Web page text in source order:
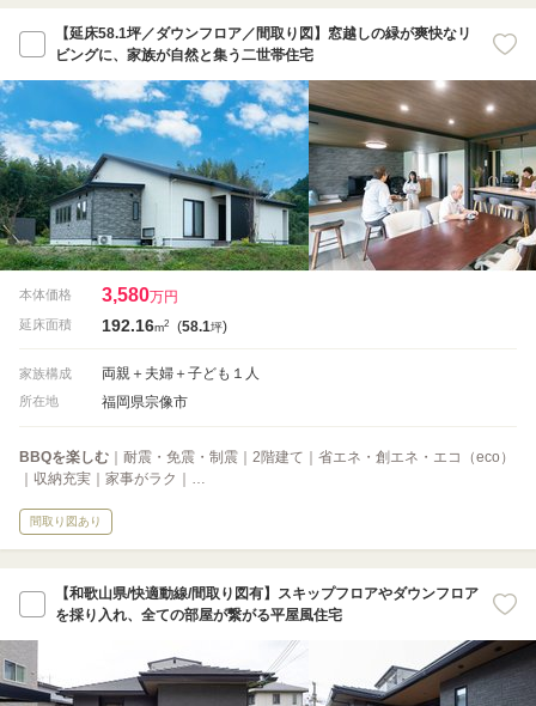
【延床58.1坪／ダウンフロア／間取り図】窓越しの緑が爽快なリ
ビングに、家族が自然と集う二世帯住宅
本体価格 3,580万円
延床面積 192.16m2 (58.1坪)
家族構成 両親＋夫婦＋子ども１人
所在地 福岡県宗像市
BBQを楽しむ ｜耐震・免震・制震｜2階建て｜省エネ・創エネ・エコ（eco）
｜収納充実｜家事がラク｜…
間取り図あり
【和歌山県/快適動線/間取り図有】スキップフロアやダウンフロア
を採り入れ、全ての部屋が繋がる平屋風住宅